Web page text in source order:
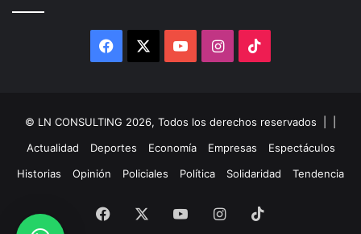
Facebook YouTubeInstagram
© LN CONSULTING 2026, Todos los derechos reservados |
Actualidad
Deportes Economía Empresas
Espectáculos
Historias
Opinión Policiales Política Solidaridad Tendencia
Facebook YouTubeInstagram